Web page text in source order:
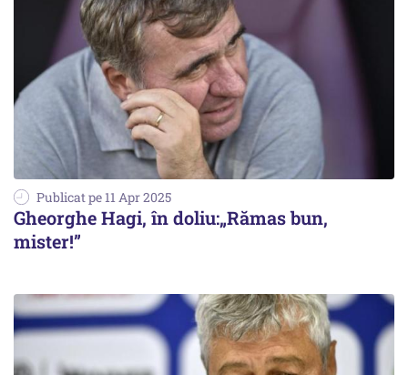
Publicat pe 11 Apr 2025
Gheorghe Hagi, în doliu:„Rămas bun,
mister!”